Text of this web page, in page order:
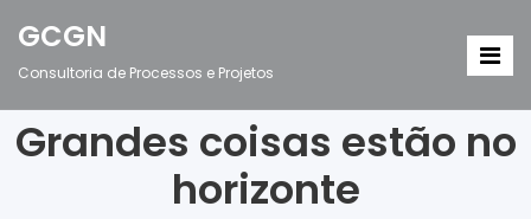
GCGN
Consultoria de Processos e Projetos
Grandes coisas estão no
horizonte